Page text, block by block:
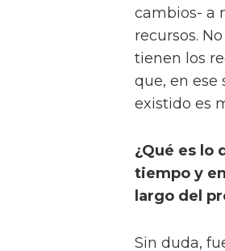
cambios- a
recursos.
tienen los
que, en ese
existido es
¿Qué es lo
tiempo y
largo del
Sin duda,